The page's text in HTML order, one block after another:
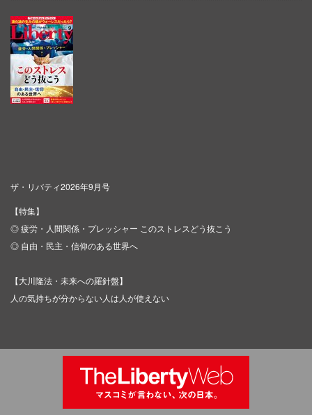
ザ・リバティ2026年9月号
【特集】
◎ 疲労・人間関係・プレッシャー このストレスどう抜こう
◎ 自由・民主・信仰のある世界へ
【大川隆法・未来への羅針盤】
人の気持ちが分からない人は人が使えない